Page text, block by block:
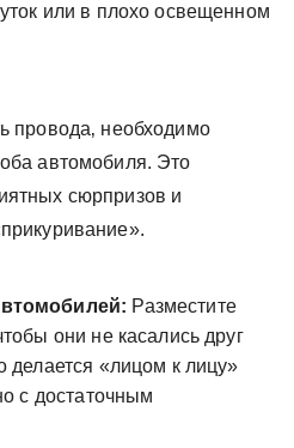
или в плохо освещенном
провода‚ необходимо
автомобиля. Это
сюрпризов и
Разместите
они не касались друг
делается «лицом к лицу»
с достаточным